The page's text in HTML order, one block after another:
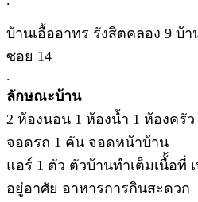
บ้านเอื้ออาทร รังสิตคลอง 9 บ้า
ซอย 14
.
ลักษณะบ้าน
2 ห้องนอน 1 ห้องน้ำ 1 ห้องครัว
จอดรถ 1 คัน จอดหน้าบ้าน
แอร์ 1 ตัว ตัวบ้านทำเต็มเนื้้อที่
อยู่อาศัย อาหารการกินสะดวก